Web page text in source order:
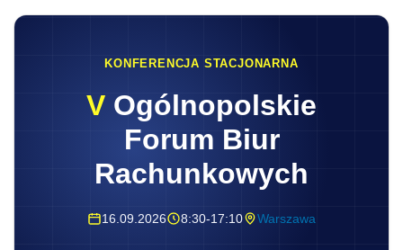
KONFERENCJA STACJONARNA
V Ogólnopolskie
Forum Biur
Rachunkowych
16.09.2026 8:30-17:10 Warszawa